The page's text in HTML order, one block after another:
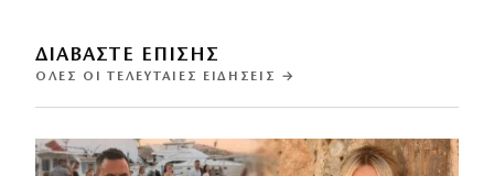
ΔΙΑΒΑΣΤΕ ΕΠΙΣΗΣ
ΌΛΕΣ ΟΙ ΤΕΛΕΥΤΑΊΕΣ ΕΙΔΉΣΕΙΣ →